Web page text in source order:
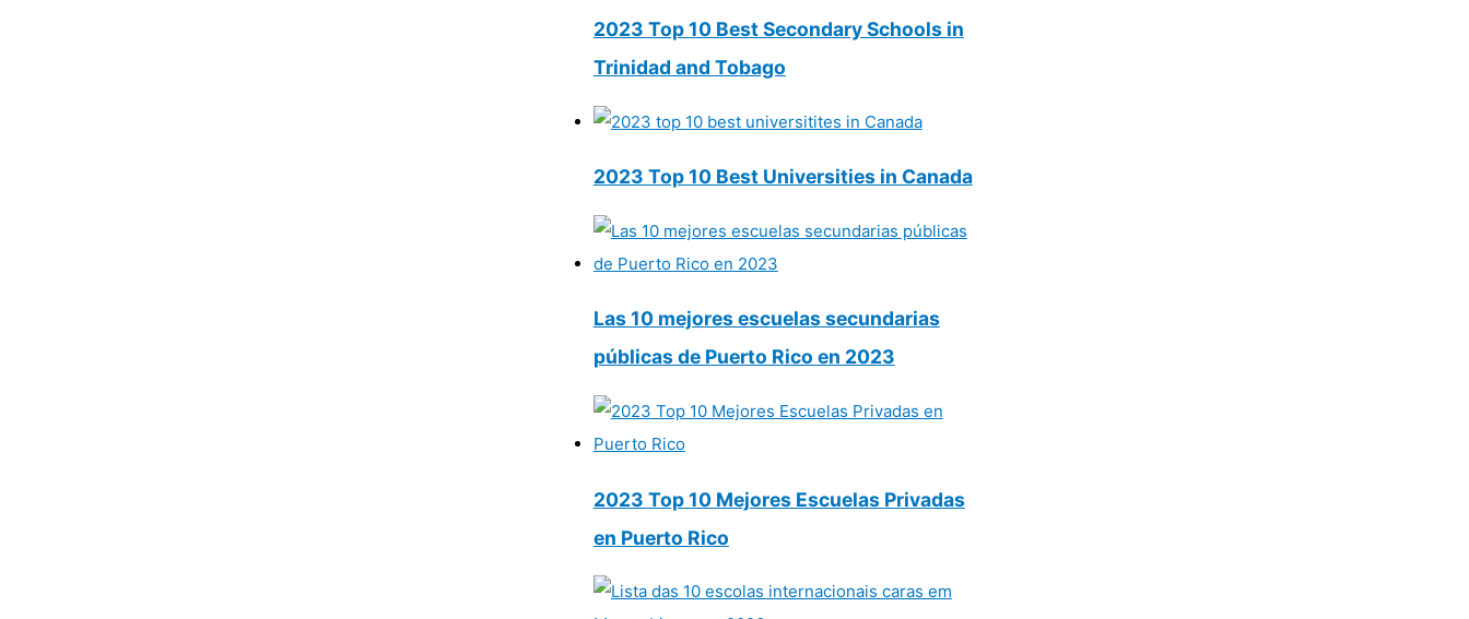
2023 Top 10 Best Secondary Schools in
Trinidad and Tobago
2023 Top 10 Best Universities in Canada
Las 10 mejores escuelas secundarias
públicas de Puerto Rico en 2023
2023 Top 10 Mejores Escuelas Privadas
en Puerto Rico